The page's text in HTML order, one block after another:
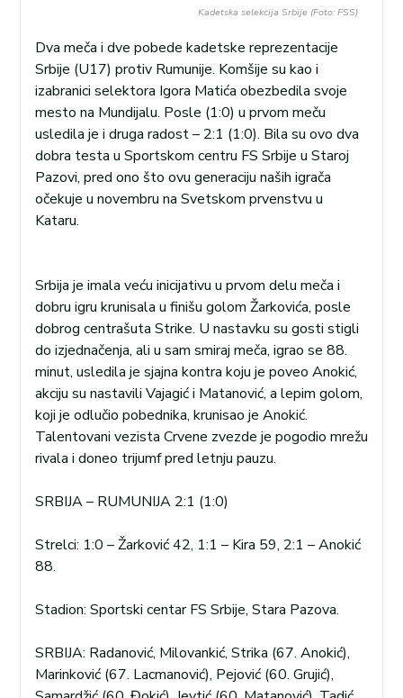
Kadetska selekcija Srbije (Foto: FSS)
Dva meča i dve pobede kadetske reprezentacije
Srbije (U17) protiv Rumunije. Komšije su kao i
izabranici selektora Igora Matića obezbedila svoje
mesto na Mundijalu. Posle (1:0) u prvom meču
usledila je i druga radost – 2:1 (1:0). Bila su ovo dva
dobra testa u Sportskom centru FS Srbije u Staroj
Pazovi, pred ono što ovu generaciju naših igrača
očekuje u novembru na Svetskom prvenstvu u
Kataru.
Srbija je imala veću inicijativu u prvom delu meča i
dobru igru krunisala u finišu golom Žarkovića, posle
dobrog centrašuta Strike. U nastavku su gosti stigli
do izjednačenja, ali u sam smiraj meča, igrao se 88.
minut, usledila je sjajna kontra koju je poveo Anokić,
akciju su nastavili Vajagić i Matanović, a lepim golom,
koji je odlučio pobednika, krunisao je Anokić.
Talentovani vezista Crvene zvezde je pogodio mrežu
rivala i doneo trijumf pred letnju pauzu.
SRBIJA – RUMUNIJA 2:1 (1:0)
Strelci: 1:0 – Žarković 42, 1:1 – Kira 59, 2:1 – Anokić
88.
Stadion: Sportski centar FS Srbije, Stara Pazova.
SRBIJA: Radanović, Milovankić, Strika (67. Anokić),
Marinković (67. Lacmanović), Pejović (60. Grujić),